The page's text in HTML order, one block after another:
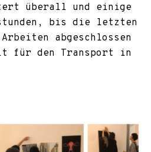
überall und einige
bis die letzten
abgeschlossen
für den Transport in